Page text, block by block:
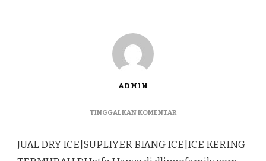
ADMIN
TINGGALKAN KOMENTARPADA
ICE|SUPLIYER
BIANG
JUAL DRY ICE|SUPLIYER BIANG ICE|ICE KERING